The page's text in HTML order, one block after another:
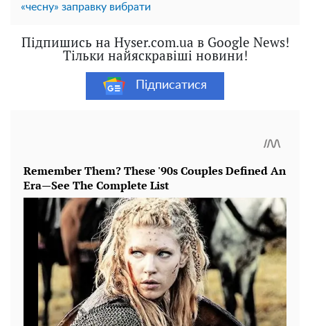
«чесну» заправку вибрати
Підпишись на Hyser.com.ua в Google News!
Тільки найяскравіші новини!
Підписатися